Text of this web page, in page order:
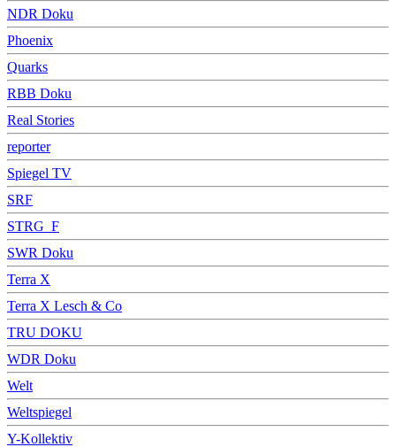
NDR Doku
Phoenix
Quarks
RBB Doku
Real Stories
reporter
Spiegel TV
SRF
STRG_F
SWR Doku
Terra X
Terra X Lesch & Co
TRU DOKU
WDR Doku
Welt
Weltspiegel
Y-Kollektiv